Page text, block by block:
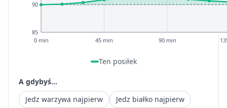
85
90
0 min 45 min 90 min
Ten posiłek
A gdybyś...
Jedz warzywa najpierw
Jedz białko najpierw